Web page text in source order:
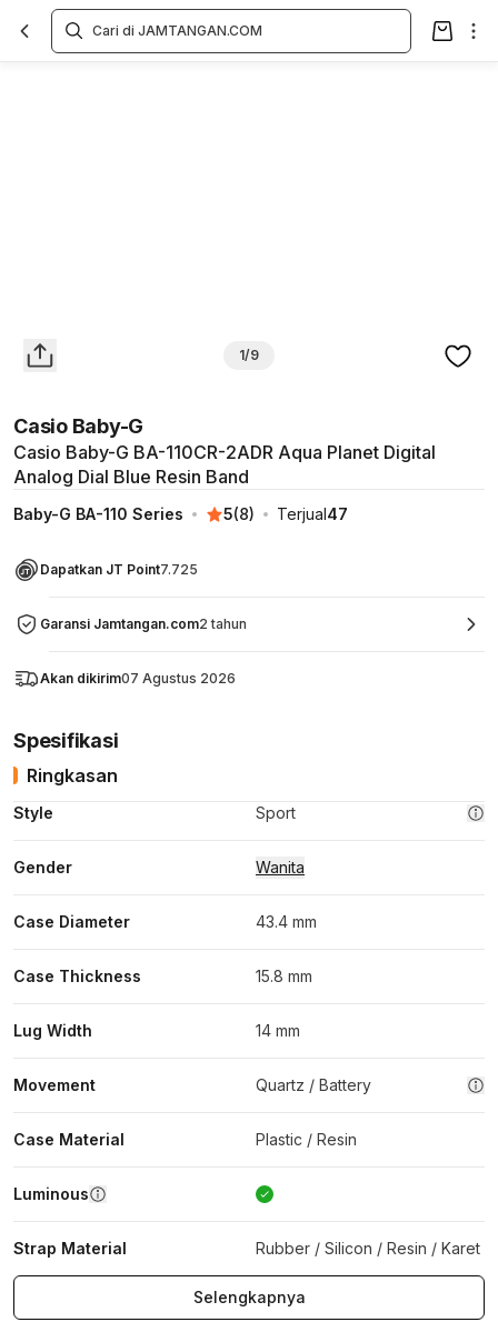
1/9
Casio Baby-G
Casio Baby-G BA-110CR-2ADR Aqua Planet Digital
Analog Dial Blue Resin Band
Baby-G BA-110 Series 5(8) Terjual47
Dapatkan JT Point7.725
Garansi Jamtangan.com2 tahun
Akan dikirim07 Agustus 2026
Spesifikasi
Ringkasan
Style Sport
Gender Wanita
Case Diameter 43.4 mm
Case Thickness 15.8 mm
Lug Width 14 mm
Movement Quartz / Battery
Case Material Plastic / Resin
Luminous
Strap Material Rubber / Silicon / Resin / Karet
Selengkapnya